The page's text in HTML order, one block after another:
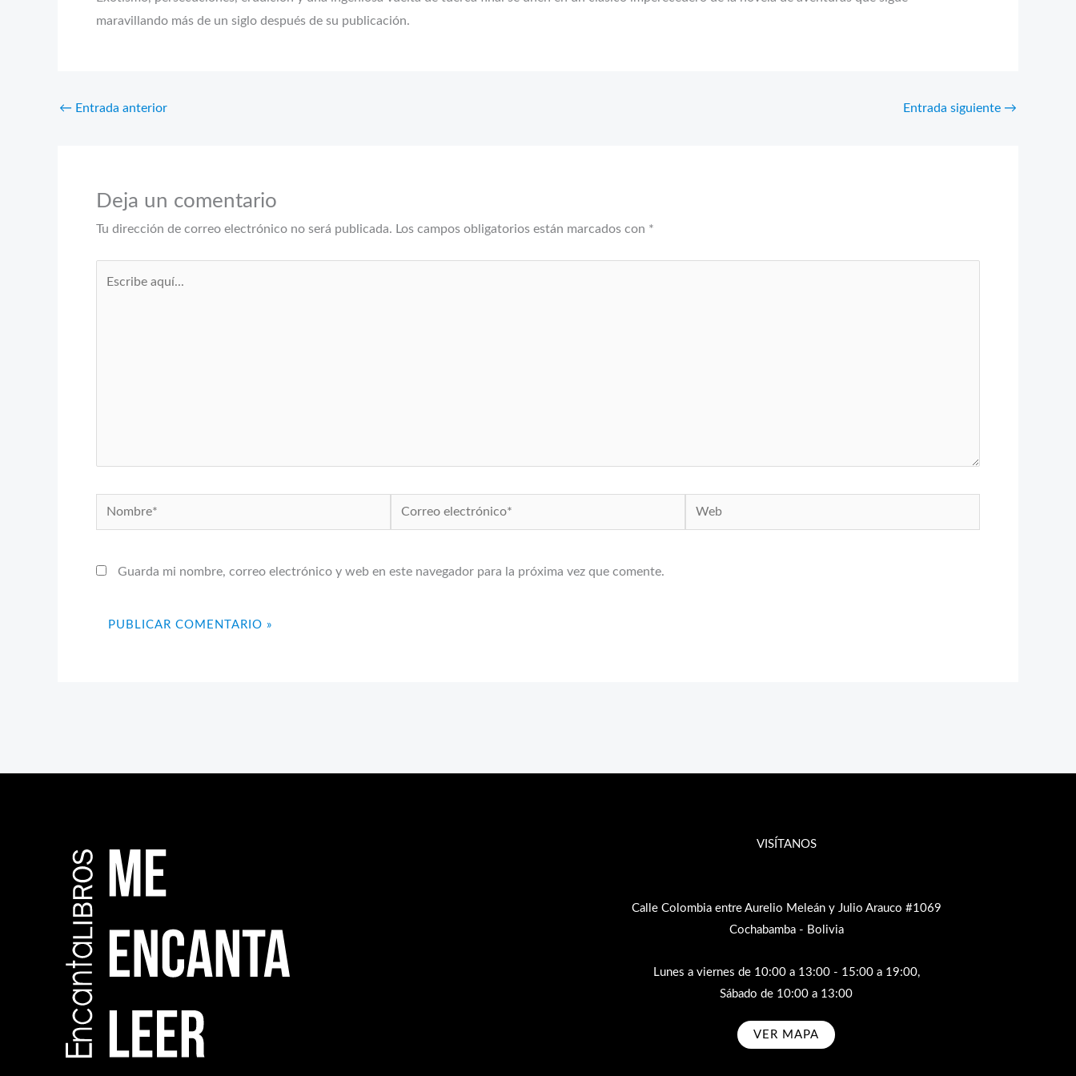
maravillando más de un siglo después de su publicación.
← Entrada anterior Entrada siguiente →
Deja un comentario
Tu dirección de correo electrónico no será publicada. Los campos obligatorios están marcados con *
Nombre*
Correo
electrónico*
Web
Guarda mi nombre, correo electrónico y web en este navegador para la próxima vez que comente.
VISÍTANOS
Calle Colombia entre Aurelio Meleán y Julio Arauco #1069
Cochabamba - Bolivia
Lunes a viernes de 10:00 a 13:00 - 15:00 a 19:00,
Sábado de 10:00 a 13:00
VER MAPA